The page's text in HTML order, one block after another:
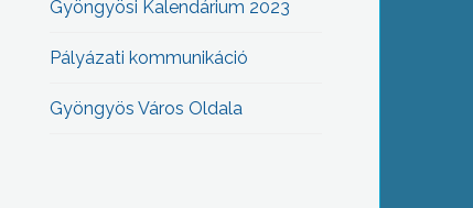
Gyöngyösi Kalendárium 2023
Pályázati kommunikáció
Gyöngyös Város Oldala